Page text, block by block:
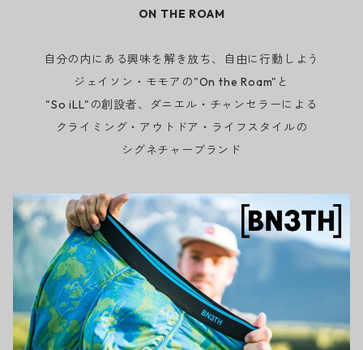
ON THE ROAM
自分の内にある興味を解き放ち、自由に行動しよう
ジェイソン・モモアの"On the Roam"と
"So iLL"の創設者、ダニエル・チャンセラーによる
クライミング・アウトドア・ライフスタイルの
シグネチャーブランド